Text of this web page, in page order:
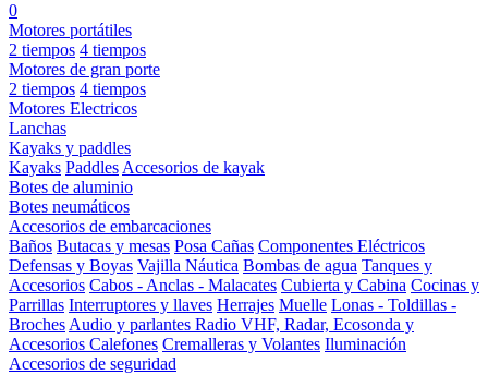
0
Motores portátiles
2 tiempos 4 tiempos
Motores de gran porte
2 tiempos 4 tiempos
Motores Electricos
Lanchas
Kayaks y paddles
Kayaks Paddles Accesorios de kayak
Botes de aluminio
Botes neumáticos
Accesorios de embarcaciones
Baños Butacas y mesas Posa Cañas Componentes Eléctricos
Defensas y Boyas Vajilla Náutica Bombas de agua Tanques y
Accesorios Cabos - Anclas - Malacates Cubierta y Cabina Cocinas y
Parrillas Interruptores y llaves Herrajes Muelle Lonas - Toldillas -
Broches Audio y parlantes Radio VHF, Radar, Ecosonda y
Accesorios Calefones Cremalleras y Volantes Iluminación
Accesorios de seguridad